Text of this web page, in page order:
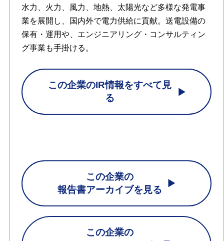
水力、火力、風力、地熱、太陽光など多様な発電事
業を展開し、国内外で電力供給に貢献。送電設備の
保有・運用や、エンジニアリング・コンサルティン
グ事業も手掛ける。
この企業のIR情報をすべて見
る
この企業の
報告書アーカイブを見る
この企業の